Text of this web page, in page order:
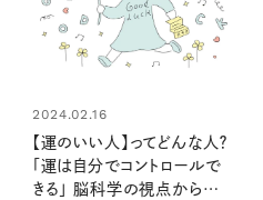
2024.02.16
【運のいい人】ってどんな人？
「運は自分でコントロールで
きる」 脳科学の視点から中